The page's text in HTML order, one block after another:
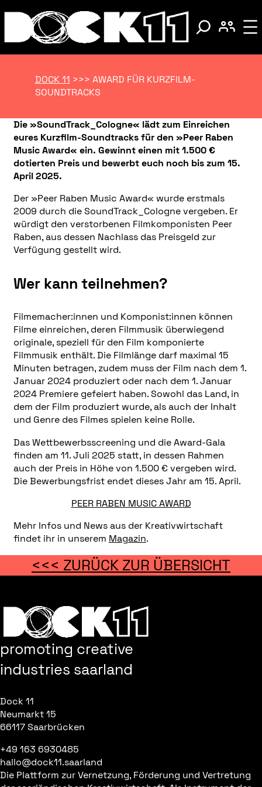
DOCK 11 >>> AWARD FÜR KURZFILM-
SOUNDTRACKS
Die »SoundTrack_Cologne« lädt zum Einreichen
eures Kurzfilm-Soundtracks für den »Peer Raben
Music Award« ein. Gewinnt einen mit 1.500 €
dotierten Preis und bewerbt euch noch bis zum 15.
April 2025.
Der »Peer Raben Music Award« wurde erstmals
2009 durch die SoundTrack_Cologne vergeben. Er
würdigt den verstorbenen Filmkomponisten Peer
Raben, aus dessen Nachlass das Preisgeld zur
Verfügung gestellt wird.
Wer kann teilnehmen?
Filmemacher:innen und Komponist:innen können
Filme einreichen, deren Filmmusik überwiegend
originale, speziell für den Film komponierte
Filmmusik enthält. Die Filmlänge darf maximal 15
Minuten betragen, zudem muss der Film nach dem 1.
Januar 2024 produziert oder nach dem 1. Januar
2024 Premiere gefeiert haben. Sowohl das Land, in
dem der Film produziert wurde, als auch der Inhalt
und Genre des Filmes spielen keine Rolle.
Das Wettbewerbsscreening und die Award-Gala
finden am 11. Juli 2025 statt, in dessen Rahmen
auch der Preis in Höhe von 1.500 € vergeben wird.
Die Bewerbungsfrist endet dieses Jahr am 15. April.
PEER RABEN MUSIC AWARD
Mehr Infos und News aus der Kreativwirtschaft
findet ihr in unserem Magazin.
<<< ZURÜCK ZUR ÜBERSICHT
promoting creative
industries saarland
Dock 11
Neumarkt 15
66117 Saarbrücken
+49 163 6930485
hallo@dock11.saarland
Die Plattform zur Vernetzung, Förderung und Vertretung